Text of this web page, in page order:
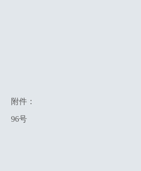
附件：
96号